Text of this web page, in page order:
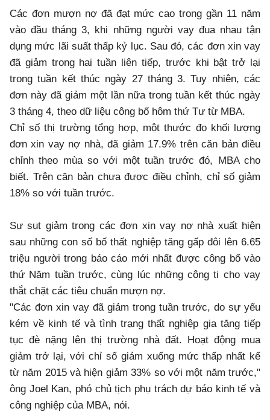
Các đơn mượn nợ đã đạt mức cao trong gần 11 năm
vào đầu tháng 3, khi những người vay đua nhau tận
dụng mức lãi suất thấp kỷ lục. Sau đó, các đơn xin vay
đã giảm trong hai tuần liên tiếp, trước khi bật trở lại
trong tuần kết thúc ngày 27 tháng 3. Tuy nhiên, các
đơn này đã giảm một lần nữa trong tuần kết thúc ngày
3 tháng 4, theo dữ liệu công bố hôm thứ Tư từ MBA.
Chỉ số thị trường tổng hợp, một thước đo khối lượng
đơn xin vay nợ nhà, đã giảm 17.9% trên căn bản điều
chỉnh theo mùa so với một tuần trước đó, MBA cho
biết. Trên căn bản chưa được điều chỉnh, chỉ số giảm
18% so với tuần trước.
Sự sụt giảm trong các đơn xin vay nợ nhà xuất hiện
sau những con số bố thất nghiệp tăng gấp đôi lên 6.65
triệu người trong báo cáo mới nhất được công bố vào
thứ Năm tuần trước, cùng lúc những công ti cho vay
thắt chặt các tiêu chuẩn mượn nợ.
"Các đơn xin vay đã giảm trong tuần trước, do sự yếu
kém về kinh tế và tình trạng thất nghiệp gia tăng tiếp
tục đè nặng lên thị trường nhà đất. Hoạt động mua
giảm trở lại, với chỉ số giảm xuống mức thấp nhất kể
từ năm 2015 và hiện giảm 33% so với một năm trước,"
ông Joel Kan, phó chủ tịch phụ trách dự báo kinh tế và
công nghiệp của MBA, nói.